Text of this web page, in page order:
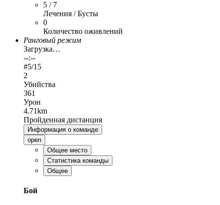
5 / 7
Лечения / Бусты
0
Количество оживлений
Ранговый режим
Загрузка…
--:--
#5/15
2
Убийства
361
Урон
4.71km
Пройденная дистанция
Информация о команде
open
Общее место
Статистика команды
Общее
Бой